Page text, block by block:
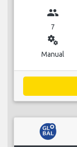
group
7
miscellaneous_services
Manual